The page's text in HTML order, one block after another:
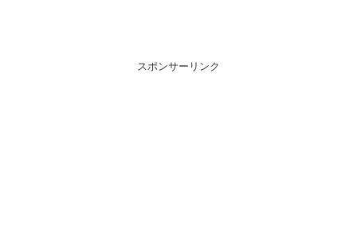
スポンサーリンク